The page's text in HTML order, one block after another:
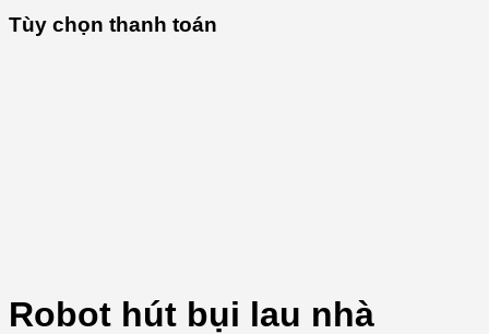
Tùy chọn thanh toán
Robot hút bụi lau nhà